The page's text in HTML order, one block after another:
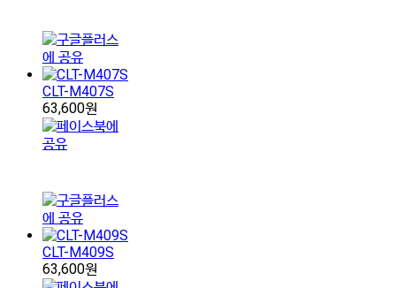
CLT-M407S
63,600원
CLT-M409S
63,600원